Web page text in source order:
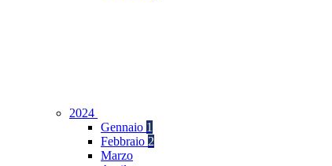
2024
Gennaio 1
Febbraio 2
Marzo